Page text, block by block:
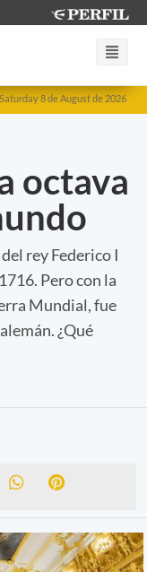
Saturday 8 de August de 2026
octava
rey Federico I
Pero con la
Mundial, fue
¿Qué